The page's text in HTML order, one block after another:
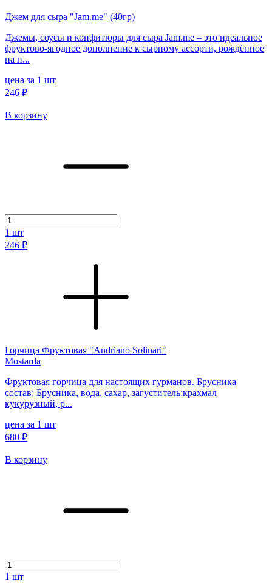
Джем для сыра "Jam.me" (40гр)
Джемы, соусы и конфитюры для сыра Jam.me – это идеальное
фруктово-ягодное дополнение к сырному ассорти, рождённое
на н...
цена за 1 шт
246 ₽
В корзину
1 шт
246 ₽
Горчица Фруктовая "Andriano Solinari"
Mostarda
Фруктовая горчица для настоящих гурманов. Брусника
состав: Брусника, вода, сахар, загуститель:крахмал
кукурузный, р...
цена за 1 шт
680 ₽
В корзину
1 шт